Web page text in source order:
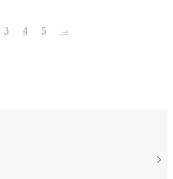
3 4 5 →